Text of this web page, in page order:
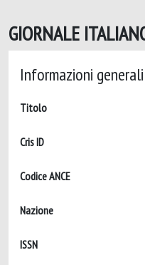
GIORNALE
Informazioni generali
Titolo
Cris ID
Codice ANCE
Nazione
ISSN